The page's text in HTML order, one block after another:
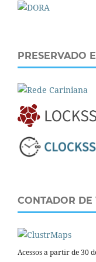
PRESERVADO
CONTADOR DE
Acessos a partir de 30